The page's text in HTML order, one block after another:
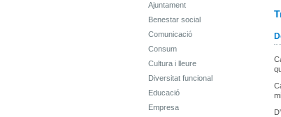
Ajuntament
Benestar social
Comunicació
Consum
Cultura i lleure
Diversitat funcional
Educació
Empresa